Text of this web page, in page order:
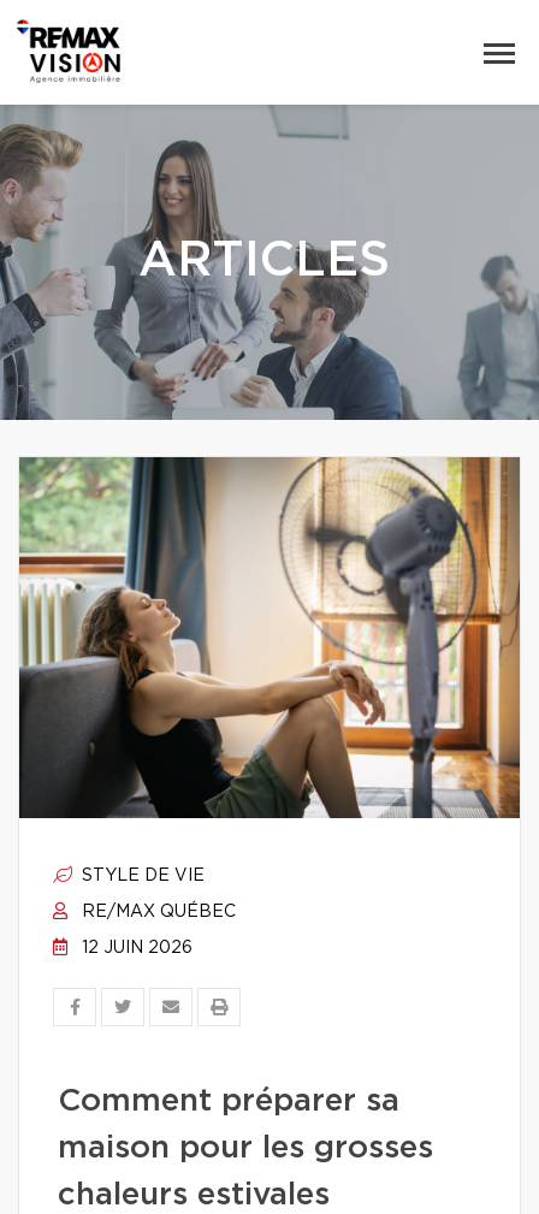
ARTICLES
STYLE DE VIE
RE/MAX QUÉBEC
12 JUIN 2026
Comment préparer sa
maison pour les grosses
chaleurs estivales